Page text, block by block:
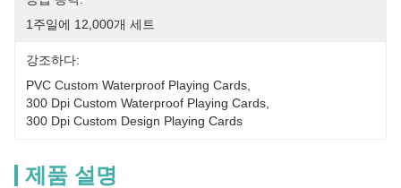
1주일에 12,000개 세트
강조하다:
PVC Custom Waterproof Playing Cards
300 Dpi Custom Waterproof Playing Cards
300 Dpi Custom Design Playing Cards
제품 설명